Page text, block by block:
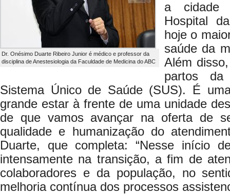
Dr. Onésimo Duarte Ribeiro Junior é médico e professor da
disciplina de Anestesiologia da Faculdade de Medicina do ABC
a cidade
Hospital
hoje o
saúde da
Além
partos da
Sistema Único de Saúde (SUS). É
grande estar à frente de uma unidade
de que vamos avançar na oferta de
qualidade e humanização do
Duarte, que completa: “Nesse início
intensamente na transição, a fim de
colaboradores e da população, no
melhoria contínua dos processos